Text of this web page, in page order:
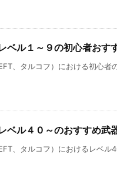
ル１～９の初心者おす
、タルコフ）における初心者
ル４０～のおすすめ武
、タルコフ）におけるレベル